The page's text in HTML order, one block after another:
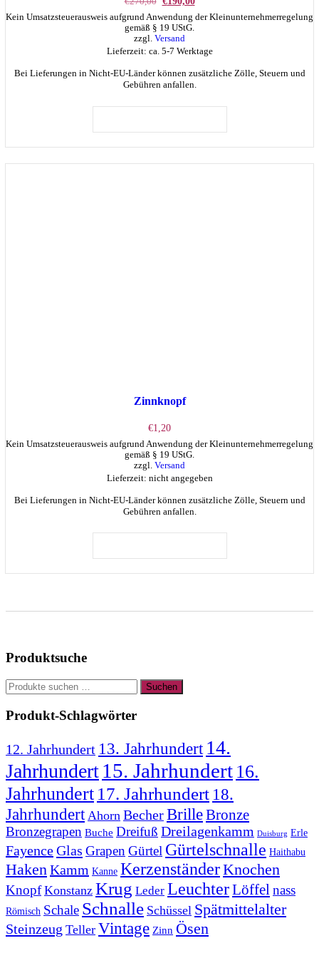
Preis
war:
€270,00
Preis
ist:
Kein Umsatzsteuerausweis aufgrund Anwendung der Kleinunternehmerregelung
gemäß § 19 UStG.
zzgl. Versand
Lieferzeit: ca. 5-7 Werktage
Bei Lieferungen in Nicht-EU-Länder können zusätzliche Zölle, Steuern und
Gebühren anfallen.
Zinnknopf
€1,20
Kein Umsatzsteuerausweis aufgrund Anwendung der Kleinunternehmerregelung
gemäß § 19 UStG.
zzgl. Versand
Lieferzeit: nicht angegeben
Bei Lieferungen in Nicht-EU-Länder können zusätzliche Zölle, Steuern und
Gebühren anfallen.
Produktsuche
Suchen
nach:
Suchen
Produkt-Schlagwörter
12. Jahrhundert 13. Jahrhundert 14.
Jahrhundert15. Jahrhundert 16.
Jahrhundert 17. Jahrhundert 18.
Jahrhundert Ahorn BecherBrilleBronze
Bronzegrapen Buche Dreifuß Dreilagenkamm Duisburg Erle
FayenceGlas GrapenGürtel Gürtelschnalle Haithabu
HakenKamm Kanne KerzenständerKnochen
Knopf Konstanz Krug Leder LeuchterLöffelnass
Römisch Schale Schnalle Schüssel Spätmittelalter
Steinzeug Teller Vintage Zinn Ösen